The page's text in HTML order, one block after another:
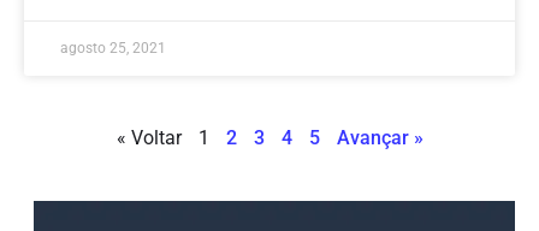
agosto 25, 2021
« Voltar 1 2 3 4 5 Avançar »